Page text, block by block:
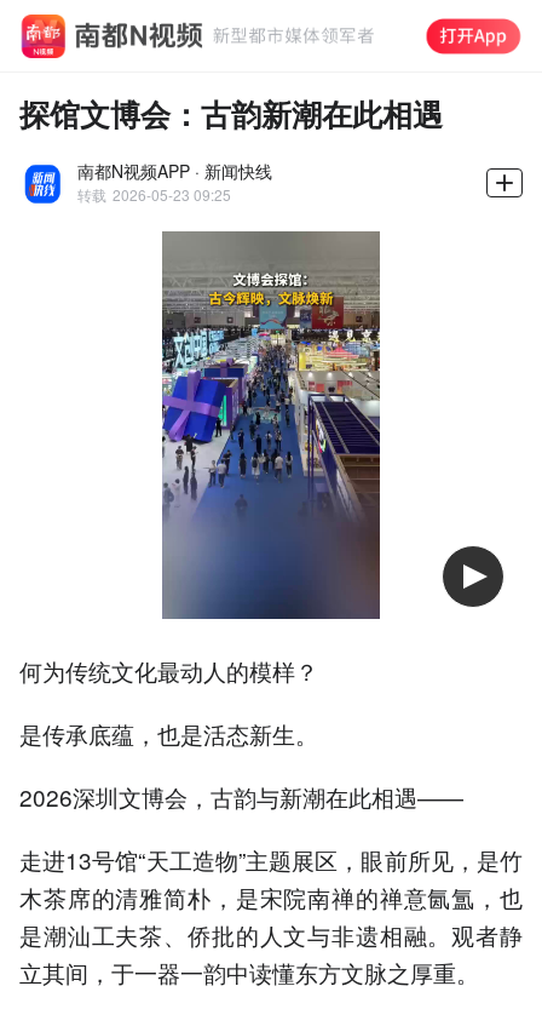
探馆文博会：古韵新潮在此相遇
南都N视频APP · 新闻快线
转载 2026-05-23 09:25
何为传统文化最动人的模样？
是传承底蕴，也是活态新生。
2026深圳文博会，古韵与新潮在此相遇——
走进13号馆“天工造物”主题展区，眼前所见，是竹
木茶席的清雅简朴，是宋院南禅的禅意氤氲，也
是潮汕工夫茶、侨批的人文与非遗相融。观者静
立其间，于一器一韵中读懂东方文脉之厚重。